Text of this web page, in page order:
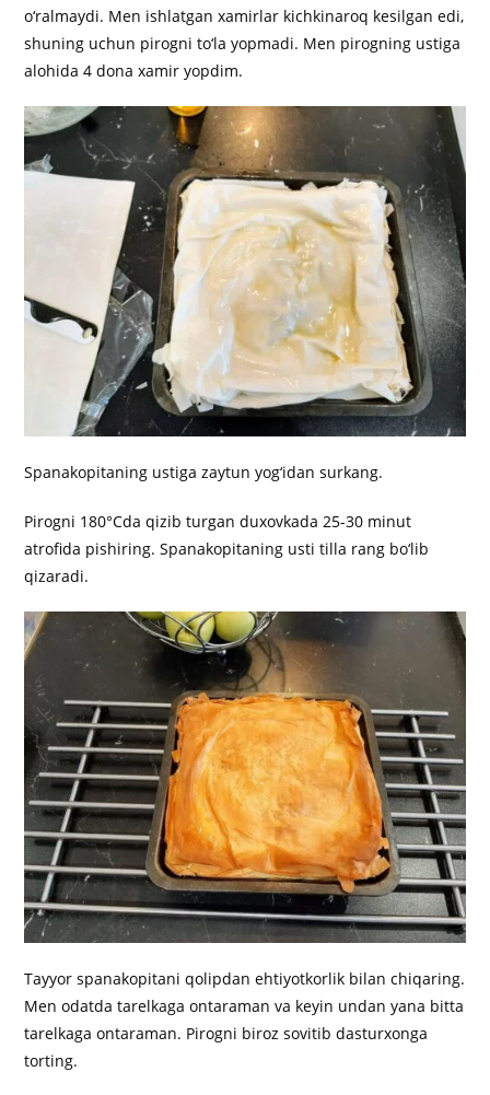
o‘ralmaydi. Men ishlatgan xamirlar kichkinaroq kesilgan edi,
shuning uchun pirogni to‘la yopmadi. Men pirogning ustiga
alohida 4 dona xamir yopdim.
Spanakopitaning ustiga zaytun yog‘idan surkang.
Pirogni 180°Cda qizib turgan duxovkada 25-30 minut
atrofida pishiring. Spanakopitaning usti tilla rang bo‘lib
qizaradi.
Tayyor spanakopitani qolipdan ehtiyotkorlik bilan chiqaring.
Men odatda tarelkaga ontaraman va keyin undan yana bitta
tarelkaga ontaraman. Pirogni biroz sovitib dasturxonga
torting.